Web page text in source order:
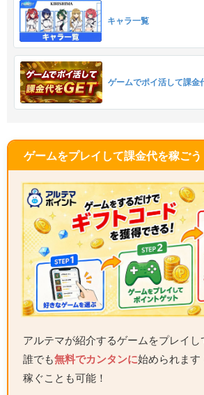
キャラ一覧
ゲームでポイ活して課金
ゲームをプレイして課金代を稼ごう
アルテマが紹介するゲームをプレイし
誰でも無料でカンタンに始められます
稼ぐことも可能！